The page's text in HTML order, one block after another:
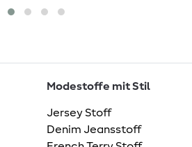
Modestoffe mit Stil
Jersey Stoff
Denim Jeansstoff